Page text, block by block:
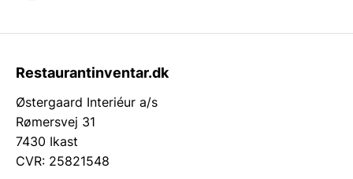
Restaurantinventar.dk
Østergaard Interiéur a/s
Rømersvej 31
7430 Ikast
CVR: 25821548